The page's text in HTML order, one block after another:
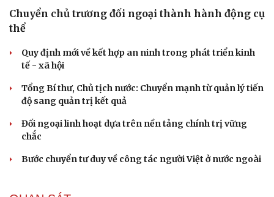
Chuyển chủ trương đối ngoại thành hành động cụ
thể
Quy định mới về kết hợp an ninh trong phát triển kinh
tế - xã hội
Tổng Bí thư, Chủ tịch nước: Chuyển mạnh từ quản lý tiến
độ sang quản trị kết quả
Đối ngoại linh hoạt dựa trên nền tảng chính trị vững
chắc
Bước chuyển tư duy về công tác người Việt ở nước ngoài